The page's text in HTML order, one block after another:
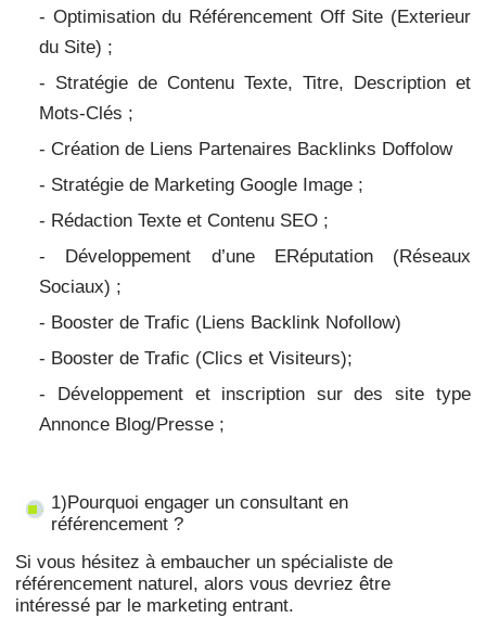
- Optimisation du Référencement Off Site (Exterieur
du Site) ;
- Stratégie de Contenu Texte, Titre, Description et
Mots-Clés ;
- Création de Liens Partenaires Backlinks Doffolow
- Stratégie de Marketing Google Image ;
- Rédaction Texte et Contenu SEO ;
- Développement d’une ERéputation (Réseaux
Sociaux) ;
- Booster de Trafic (Liens Backlink Nofollow)
- Booster de Trafic (Clics et Visiteurs);
- Développement et inscription sur des site type
Annonce Blog/Presse ;
1)Pourquoi engager un consultant en
référencement ?
Si vous hésitez à embaucher un spécialiste de
référencement naturel, alors vous devriez être
intéressé par le marketing entrant.